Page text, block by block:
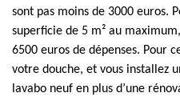
sont pas moins de 3000 euros.
superficie de 5 m² au
6500 euros de dépenses. Pour
votre douche, et vous installez
lavabo neuf en plus d’une